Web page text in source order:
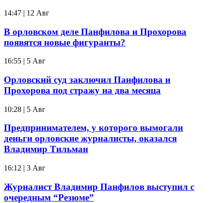
14:47 | 12 Авг
В орловском деле Панфилова и Прохорова
появятся новые фигуранты?
16:55 | 5 Авг
Орловский суд заключил Панфилова и
Прохорова под стражу на два месяца
10:28 | 5 Авг
Предпринимателем, у которого вымогали
деньги орловские журналисты, оказался
Владимир Тильман
16:12 | 3 Авг
Журналист Владимир Панфилов выступил с
очередным “Резюме”